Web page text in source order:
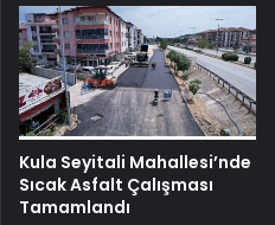
Kula Seyitali Mahallesi’nde
Sıcak Asfalt Çalışması
Tamamlandı